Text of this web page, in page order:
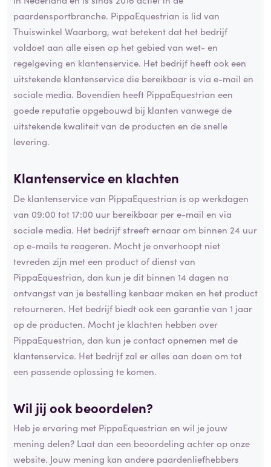
paardensportbranche. PippaEquestrian is lid van
Thuiswinkel Waarborg, wat betekent dat het bedrijf
voldoet aan alle eisen op het gebied van wet- en
regelgeving en klantenservice. Het bedrijf heeft ook een
uitstekende klantenservice die bereikbaar is via e-mail en
sociale media. Bovendien heeft PippaEquestrian een
goede reputatie opgebouwd bij klanten vanwege de
uitstekende kwaliteit van de producten en de snelle
levering.
Klantenservice en klachten
De klantenservice van PippaEquestrian is op werkdagen
van 09:00 tot 17:00 uur bereikbaar per e-mail en via
sociale media. Het bedrijf streeft ernaar om binnen 24 uur
op e-mails te reageren. Mocht je onverhoopt niet
tevreden zijn met een product of dienst van
PippaEquestrian, dan kun je dit binnen 14 dagen na
ontvangst van je bestelling kenbaar maken en het product
retourneren. Het bedrijf biedt ook een garantie van 1 jaar
op de producten. Mocht je klachten hebben over
PippaEquestrian, dan kun je contact opnemen met de
klantenservice. Het bedrijf zal er alles aan doen om tot
een passende oplossing te komen.
Wil jij ook beoordelen?
Heb je ervaring met PippaEquestrian en wil je jouw
mening delen? Laat dan een beoordeling achter op onze
website. Jouw mening kan andere paardenliefhebbers